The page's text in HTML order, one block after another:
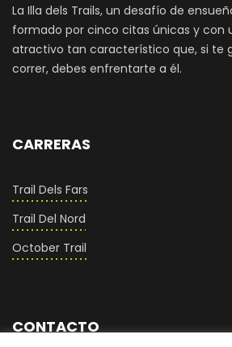
La Illa dels Trails, un desafío de
formado por cinco citas únicas y con
atractivo tan característico que, si te
correr, debes enfrentarte a él.
CARRERAS
Trail Dels Fars
Trail Del Nord
October Trail
CONTACTO